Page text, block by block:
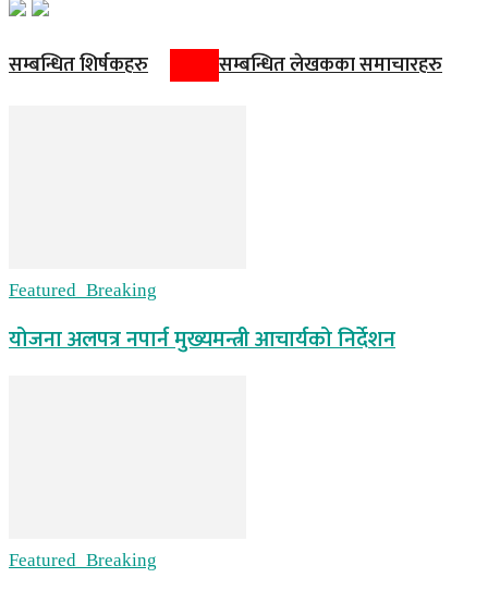
सम्बन्धित शिर्षकहरु सम्बन्धित लेखकका समाचारहरु
Featured_Breaking
योजना अलपत्र नपार्न मुख्यमन्त्री आचार्यको निर्देशन
Featured_Breaking